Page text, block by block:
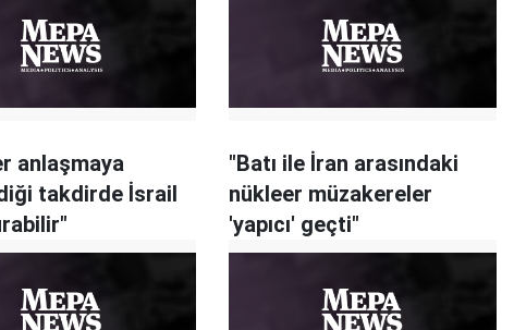
anlaşmaya
takdirde İsrail
"Batı ile İran arasındaki
nükleer müzakereler
'yapıcı' geçti"